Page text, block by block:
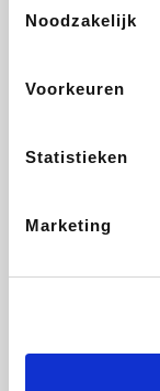
Noodzakelijk
Voorkeuren
Statistieken
Marketing
CheapTickets.be